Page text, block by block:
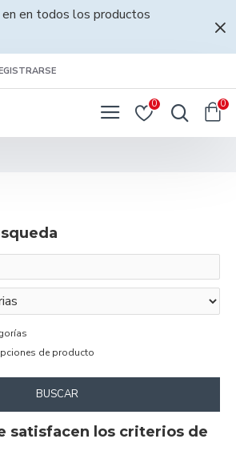
en en todos los productos
0 0
de producto
BUSCAR
satisfacen los criterios de